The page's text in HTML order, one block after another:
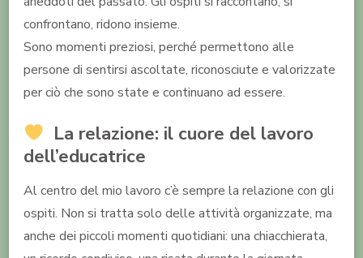
confrontano, ridono insieme.
Sono momenti preziosi, perché permettono alle
persone di sentirsi ascoltate, riconosciute e valorizzate
per ciò che sono state e continuano ad essere.
La relazione: il cuore del lavoro
dell’educatrice
Al centro del mio lavoro c’è sempre la relazione con gli
ospiti. Non si tratta solo delle attività organizzate, ma
anche dei piccoli momenti quotidiani: una chiacchierata,